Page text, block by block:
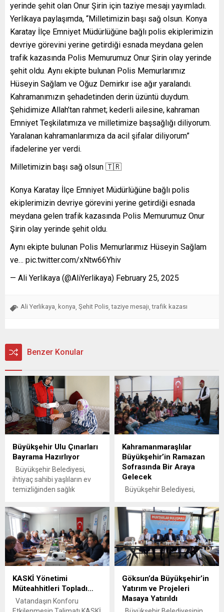
yerinde şehit olan Onur Şirin için taziye mesajı yayımladı.
Yerlikaya paylaşımda, “Milletimizin başı sağ olsun. Konya
Karatay İlçe Emniyet Müdürlüğüne bağlı polis ekiplerimizin
devriye görevini yerine getirdiği esnada meydana gelen
trafik kazasında Polis Memurumuz Onur Şirin olay yerinde
şehit oldu. Aynı ekipte bulunan Polis Memurlarımız
Hüseyin Sağlam ve Oğuz Demirkır ise ağır yaralandı.
Kahramanımızın şehadetinden derin üzüntü duydum.
Şehidimize Allah’tan rahmet; kederli ailesine, kahraman
Emniyet Teşkilatımıza ve milletimize başsağlığı diliyorum.
Yaralanan kahramanlarımıza da acil şifalar diliyorum”
ifadelerine yer verdi.
Milletimizin başı sağ olsun 🇹🇷
Konya Karatay İlçe Emniyet Müdürlüğüne bağlı polis
ekiplerimizin devriye görevini yerine getirdiği esnada
meydana gelen trafik kazasında Polis Memurumuz Onur
Şirin olay yerinde şehit oldu.
Aynı ekipte bulunan Polis Memurlarımız Hüseyin Sağlam
ve… pic.twitter.com/xNtw66Yhiv
— Ali Yerlikaya (@AliYerlikaya) February 25, 2025
Ali Yerlikaya konya Şehit Polis ,taziye mesajı ,trafik kazası
Benzer Konular
Büyükşehir Ulu Çınarları
Bayrama Hazırlıyor
Büyükşehir Belediyesi,
ihtiyaç sahibi yaşlıların ev
temizliğinden sağlık
bakımdan berber hizmetine
kadar birçok ihtiyacını
karşılayarak ulu çınarları
bayrama hazırlıyor.
Kahramanmaraş
Büyükşehir Belediyesi,
anlayışıyla vatandaşların
yanında olmaya devam
ediyor. Özellikle yaşlı ve
ihtiyaç sahibi vatandaşlara
Kahramanmaraşlılar
Büyükşehir’in Ramazan
Sofrasında Bir Araya
Gelecek
Büyükşehir Belediyesi,
Milli İrade Meydanı ve
Dulkadiroğlu Namık Kemal
Mahallesi’nde kurulan
çadırlarda günlük 20 bin
kişiye iftar verecek. Ayrıca
tüm ilçelerde de iftar
etkinlikler düzenlenecek.
Kahramanmaraş
Büyükşehir Belediyesi,
Ramazan ayının manevi
KASKİ Yönetimi
Müteahhitleri Topladı…
Vatandaşın Konforu
Göksun’da Büyükşehir’in
Yatırım ve Projeleri
Masaya Yatırıldı